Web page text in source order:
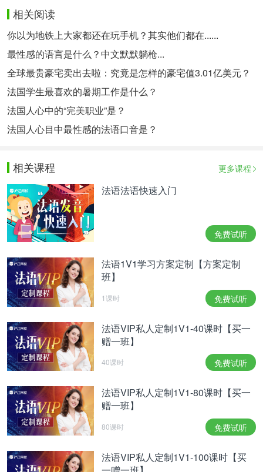
即使甜言蜜语，如板擦消字，
砾石相擦熊火起，
只要坚信能坚持，
不妨验证试一试。
Et même si c'est pas vrai, même si je mens
Si les mots sont usés, légers comme du vent
Et même si notre histoire se termine au matin
J'te promets un moment de fièvre et de douceur
pas toute le nuit mais quelques heures ...
即使事非实，即使我瞒欺。
即使你我情断从晨起。
我答应你会有渴望和苦饥。
翻转会几小时不会到晨曦。
Je te promets le sel au baiser de ma bouche
Je te promets le miel à me main qui te touche
Je te promets le ciel au dessus de ta couche
Des fleurs et des dentelles pour que tes nuits soient
douces...
我答应你接吻要雅谑。
我答应你爱抚柔如蜜。
绣边缀花床夜温香袭。
Jacques Brel
Ne Me Quitte Pas
雅克·布雷尔
别离开我
- Error happens ╥﹏╥
雅克·布雷尔不是法国人，而是比利时人。
相关阅读
你以为地铁上大家都还在玩手机？其实他们都在......
最性感的语言是什么？中文默默躺枪...
全球最贵豪宅卖出去啦：究竟是怎样的豪宅值3.01亿美元？
法国学生最喜欢的暑期工作是什么？
法国人心中的“完美职业”是？
法国人心目中最性感的法语口音是？
相关课程 更多课程
法语法语快速入门
免费试听
法语1V1学习方案定制【方案定制
班】
1课时 免费试听
法语VIP私人定制1V1-40课时【买一
赠一班】
40课时 免费试听
法语VIP私人定制1V1-80课时【买一
赠一班】
80课时 免费试听
法语VIP私人定制1V1-100课时【买